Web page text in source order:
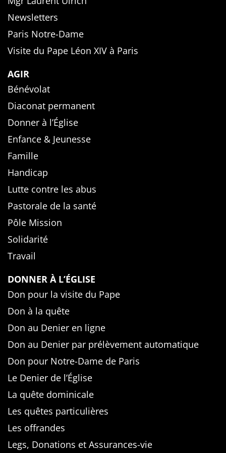
Newsletters
Paris Notre-Dame
Visite du Pape Léon XIV à Paris
AGIR
Bénévolat
Diaconat permanent
Donner à l’Église
Enfance & Jeunesse
Famille
Handicap
Lutte contre les abus
Pastorale de la santé
Pôle Mission
Solidarité
Travail
DONNER À L’ÉGLISE
Don pour la visite du Pape
Don à la quête
Don au Denier en ligne
Don au Denier par prélèvement automatique
Don pour Notre-Dame de Paris
Le Denier de l’Église
La quête dominicale
Les quêtes particulières
Les offrandes
Legs, Donations et Assurances-vie